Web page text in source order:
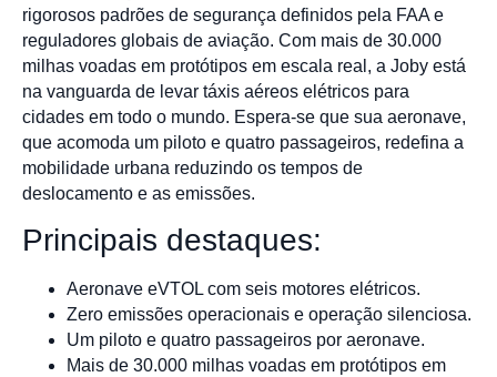
rigorosos padrões de segurança definidos pela FAA e
reguladores globais de aviação. Com mais de 30.000
milhas voadas em protótipos em escala real, a Joby está
na vanguarda de levar táxis aéreos elétricos para
cidades em todo o mundo. Espera-se que sua aeronave,
que acomoda um piloto e quatro passageiros, redefina a
mobilidade urbana reduzindo os tempos de
deslocamento e as emissões.
Principais destaques:
Aeronave eVTOL com seis motores elétricos.
Zero emissões operacionais e operação silenciosa.
Um piloto e quatro passageiros por aeronave.
Mais de 30.000 milhas voadas em protótipos em